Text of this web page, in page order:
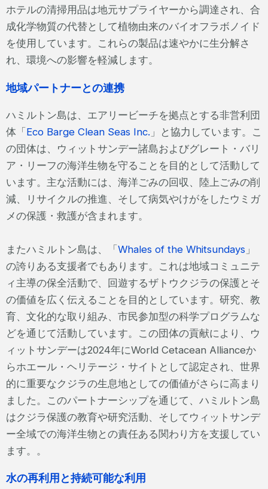
ホテルの清掃用品は地元サプライヤーから調達され、合
成化学物質の代替として植物由来のバイオフラボノイド
を使用しています。これらの製品は速やかに生分解さ
れ、環境への影響を軽減します。
地域パートナーとの連携
ハミルトン島は、エアリービーチを拠点とする非営利団
体「Eco Barge Clean Seas Inc. 」と協力しています。こ
の団体は、ウィットサンデー諸島およびグレート・バリ
ア・リーフの海洋生物を守ることを目的として活動して
います。主な活動には、海洋ごみの回収、陸上ごみの削
減、リサイクルの推進、そして病気やけがをしたウミガ
メの保護・救護が含まれます。
またハミルトン島は、「Whales of the Whitsundays 」
の誇りある支援者でもあります。これは地域コミュニテ
ィ主導の保全活動で、回遊するザトウクジラの保護とそ
の価値を広く伝えることを目的としています。研究、教
育、文化的な取り組み、市民参加型の科学プログラムな
どを通じて活動しています。この団体の貢献により、ウ
ィットサンデーは2024年にWorld Cetacean Allianceか
らホエール・ヘリテージ・サイトとして認定され、世界
的に重要なクジラの生息地としての価値がさらに高まり
ました。このパートナーシップを通じて、ハミルトン島
はクジラ保護の教育や研究活動、そしてウィットサンデ
ー全域での海洋生物との責任ある関わり方を支援してい
ます。。
水の再利用と持続可能な利用